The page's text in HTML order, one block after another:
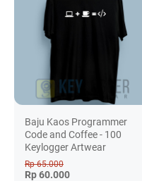
Baju Kaos Programmer
Code and Coffee - 100
Keylogger Artwear
Rp 65.000
Rp 60.000